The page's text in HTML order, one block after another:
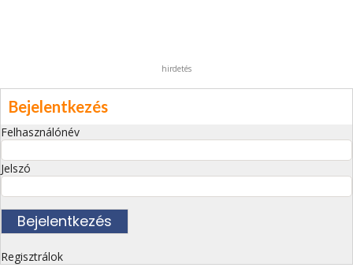
hirdetés
Bejelentkezés
Felhasználónév
Jelszó
Regisztrálok